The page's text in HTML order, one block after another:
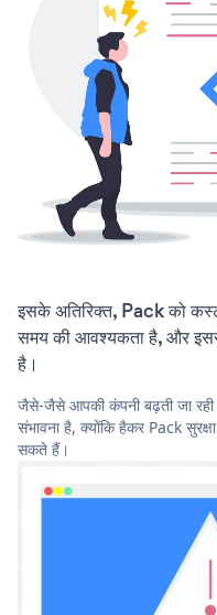
इसके अतिरिक्त, Pack को
समय की आवश्यकता है, और इससे
है।
जैसे-जैसे आपकी कंपनी बढ़ती जा
संभावना है, क्योंकि हैकर Pack
सकते हैं।